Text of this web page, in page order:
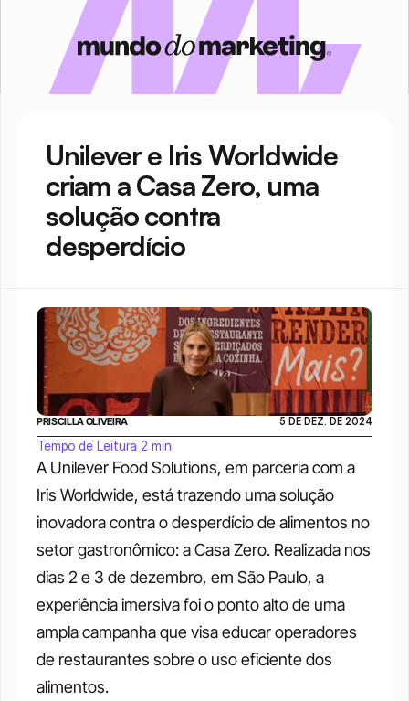
Unilever e Iris Worldwide
criam a Casa Zero, uma
solução contra
desperdício
A Unilever Food Solutions, em parceria com a
Iris Worldwide, está trazendo uma solução
inovadora contra o desperdício de alimentos no
setor gastronômico: a Casa Zero. Realizada nos
dias 2 e 3 de dezembro, em São Paulo, a
experiência imersiva foi o ponto alto de uma
ampla campanha que visa educar operadores
de restaurantes sobre o uso eficiente dos
alimentos.
PRISCILLA OLIVEIRA 5 DE DEZ. DE 2024
Tempo de Leitura 2 min